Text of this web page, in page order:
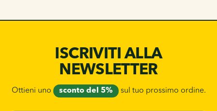
ISCRIVITI ALLA
NEWSLETTER
Ottieni uno sconto del 5% sul tuo prossimo ordine.